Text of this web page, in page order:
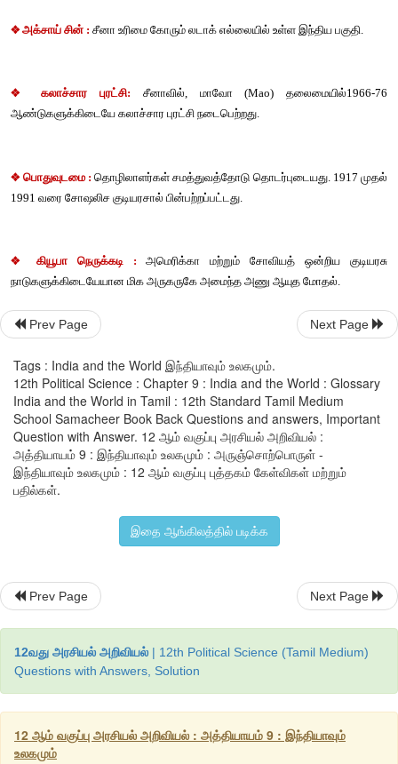
❖ எல்லைக் கட்டுப்பாட்டு கோடு : இந்தியசீனா இடையேயான
கட்டுப்பாட்டு கோடு.
❖ அக்சாய் சின் : சீனா உரிமை கோரும் லடாக் எல்லையில் உள்ள
❖ கலாச்சார புரட்சி: சீனாவில், மாவோ (Mao)
❖ பொதுவுடமை : தொழிலாளர்கள் சமத்துவத்தோடு
1991 வரை சோஷலிச குடியரசால் பின்பற்றப்பட்டது.
❖ கியூபா நெருக்கடி :
Prev Page Next Page
Tags : India and the World இந்தியாவும் உலகமும்.
12th Political Science : Chapter 9 : India and the World : Glossary
India and the World in Tamil : 12th Standard Tamil Medium
School Samacheer Book Back Questions and answers, Important
Question with Answer. 12 ஆம் வகுப்பு அரசியல் அறிவியல் :
அத்தியாயம் 9 : இந்தியாவும் உலகமும் : அருஞ்சொற்பொருள் -
இந்தியாவும் உலகமும் : 12 ஆம் வகுப்பு புத்தகம் கேள்விகள் மற்றும்
பதில்கள்.
இதை ஆங்கிலத்தில் படிக்க
Prev Page Next Page
12வது அரசியல் அறிவியல் | 12th Political Science (Tamil Medium)
Questions with Answers, Solution
12 ஆம் வகுப்பு அரசியல் அறிவியல் : அத்தியாயம் 9 : இந்தியாவும்
உலகமும்